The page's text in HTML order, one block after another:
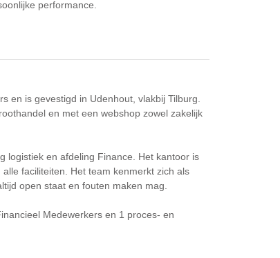
performance.
en is gevestigd in Udenhout, vlakbij Tilburg.
en met een webshop zowel zakelijk
logistiek en afdeling Finance. Het kantoor is
faciliteiten. Het team kenmerkt zich als
open staat en fouten maken mag.
Medewerkers en 1 proces- en